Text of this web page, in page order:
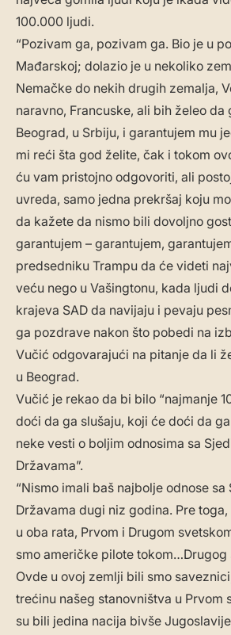
100.000 ljudi.
“Pozivam ga, pozivam ga. Bio je u
Mađarskoj; dolazio je u nekoliko
Nemačke do nekih drugih zemalja,
naravno, Francuske, ali bih želeo da
Beograd, u Srbiju, i garantujem mu
mi reći šta god želite, čak i tokom
ću vam pristojno odgovoriti, ali
uvreda, samo jedna prekršaj koju
da kažete da nismo bili dovoljno
garantujem – garantujem,
predsedniku Trampu da će videti
veću nego u Vašingtonu, kada ljudi
krajeva SAD da navijaju i pevaju
ga pozdrave nakon što pobedi na
Vučić odgovarajući na pitanje da li
u Beograd.
Vučić je rekao da bi bilo “najmanje
doći da ga slušaju, koji će doći da
neke vesti o boljim odnosima sa
Državama”.
“Nismo imali baš najbolje odnose sa
Državama dugi niz godina. Pre
u oba rata, Prvom i Drugom
smo američke pilote tokom…Drugog
Ovde u ovoj zemlji bili smo
trećinu našeg stanovništva u Prvom
su bili jedina nacija bivše